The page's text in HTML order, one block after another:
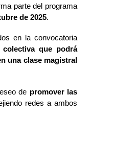
parte del programa
de 2025.
en la convocatoria
colectiva que podrá
una clase magistral
de promover las
redes a ambos